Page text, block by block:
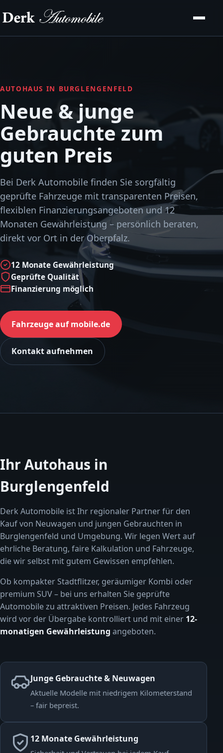
AUTOHAUS IN BURGLENGENFELD
Neue & junge
Gebrauchte zum
guten Preis
Bei Derk Automobile finden Sie sorgfältig
geprüfte Fahrzeuge mit transparenten Preisen,
flexiblen Finanzierungsangeboten und 12
Monaten Gewährleistung – persönlich beraten,
direkt vor Ort in der Oberpfalz.
12 Monate Gewährleistung
Geprüfte Qualität
Finanzierung möglich
Fahrzeuge auf mobile.de
Kontakt aufnehmen
Ihr Autohaus in
Burglengenfeld
Derk Automobile ist Ihr regionaler Partner für den
Kauf von Neuwagen und jungen Gebrauchten in
Burglengenfeld und Umgebung. Wir legen Wert auf
ehrliche Beratung, faire Kalkulation und Fahrzeuge,
die wir selbst mit gutem Gewissen empfehlen.
Ob kompakter Stadtflitzer, geräumiger Kombi oder
premium SUV – bei uns erhalten Sie geprüfte
Automobile zu attraktiven Preisen. Jedes Fahrzeug
wird vor der Übergabe kontrolliert und mit einer 12-
monatigen Gewährleistung angeboten.
Junge Gebrauchte & Neuwagen
Aktuelle Modelle mit niedrigem Kilometerstand
– fair bepreist.
12 Monate Gewährleistung